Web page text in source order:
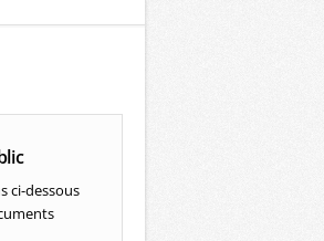
ci-dessous